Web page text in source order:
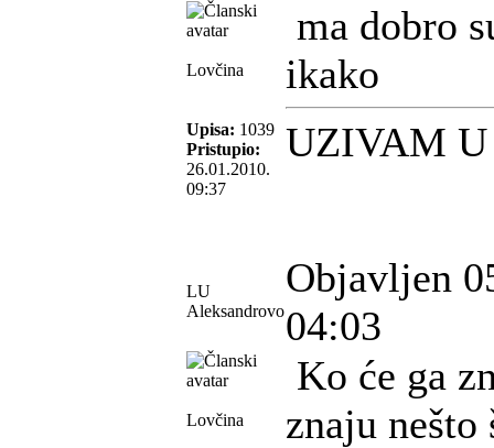
Lovčina
Upisa: 1039
Pristupio:
26.01.2010.
09:37
ma dobro
ikako
UZIVAM
LU
Aleksandrovo
Objavljen
04:03
Lovčina
Ko će ga
znaju